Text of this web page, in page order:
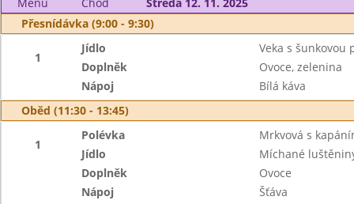
Přesnídávka (9:00 - 9:30)
1
Jídlo
Veka s šunkovou
Doplněk
Ovoce, zelenina
Nápoj
Bílá káva
Oběd (11:30 - 13:45)
1
Polévka
Mrkvová s
Jídlo
Míchané
Doplněk
Ovoce
Nápoj
Šťáva